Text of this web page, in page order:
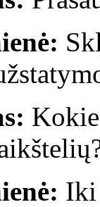
Iki